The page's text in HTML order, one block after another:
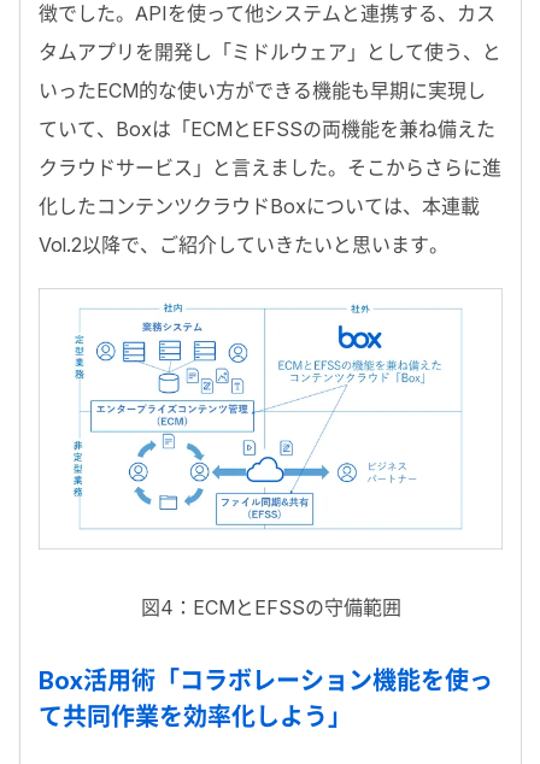
徴でした。APIを使って他システムと連携する、カス
タムアプリを開発し「ミドルウェア」として使う、と
いったECM的な使い方ができる機能も早期に実現し
ていて、Boxは「ECMとEFSSの両機能を兼ね備えた
クラウドサービス」と言えました。そこからさらに進
化したコンテンツクラウドBoxについては、本連載
Vol.2以降で、ご紹介していきたいと思います。
図4：ECMとEFSSの守備範囲
Box活用術「コラボレーション機能を使っ
て共同作業を効率化しよう」